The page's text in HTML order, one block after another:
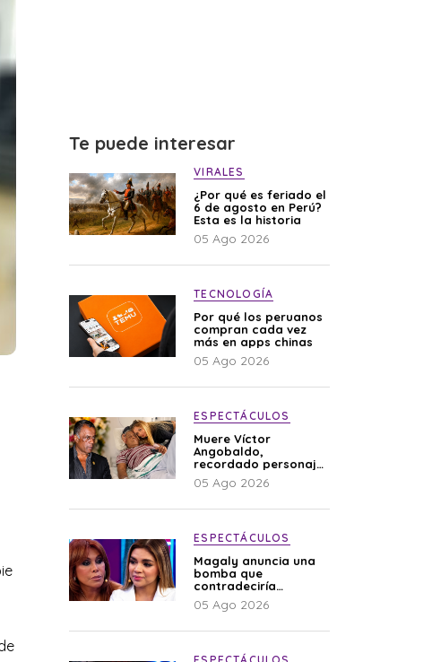
Te puede interesar
VIRALES
¿Por qué es feriado el
6 de agosto en Perú?
Esta es la historia
05 Ago 2026
TECNOLOGÍA
Por qué los peruanos
compran cada vez
más en apps chinas
05 Ago 2026
ESPECTÁCULOS
Muere Víctor
Angobaldo,
recordado personaje
de la farándula y
expareja de Shirley
05 Ago 2026
ESPECTÁCULOS
Magaly anuncia una
bomba que
contradeciría
comunicado de La
Bella Luz: “Hay un
05 Ago 2026